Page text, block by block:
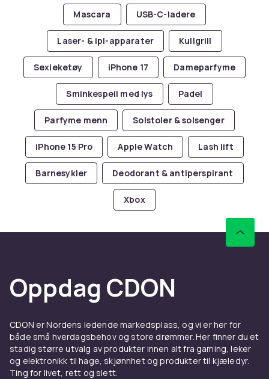
Mascara USB-C-ladere
Laser- & ipl-apparater Kullgrill
Sexleketøy iPhone 17 Dameparfyme
Sminkespeil med lys Padel
Parfyme menn Solstoler & solsenger
iPhone 15 Pro Apple Watch Lash lift
Barnesykler Deodorant & antiperspirant
Xbox
Oppdag CDON
CDON er Nordens ledende markedsplass, og vi er her for
både små hverdagsbehov og store drømmer. Her finner du et
stadig større utvalg av produkter innen alt fra gaming, leker
og elektronikk til hage, skjønnhet og produkter til kjæledyr.
Ting for livet, rett og slett.